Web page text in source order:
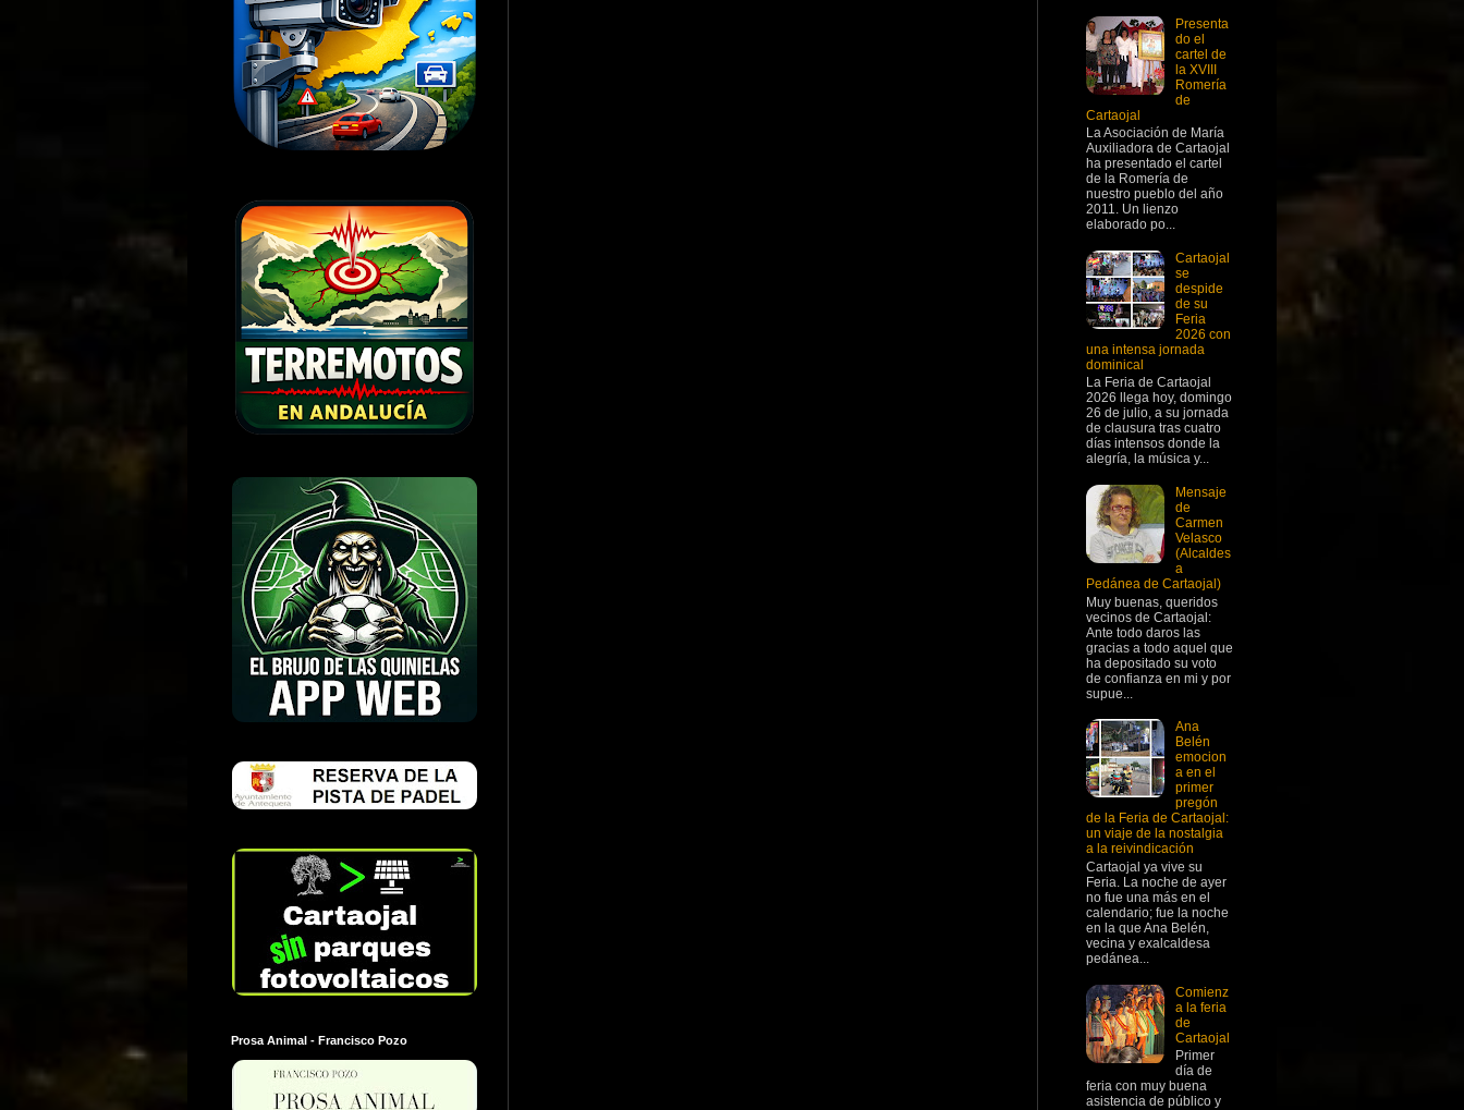
Prosa Animal - Francisco Pozo
Presenta
do el
cartel de
la XVIII
Romería
de
Cartaojal
La Asociación de María
Auxiliadora de Cartaojal
ha presentado el cartel
de la Romería de
nuestro pueblo del año
2011. Un lienzo
elaborado po...
Cartaojal
se
despide
de su
Feria
2026 con
una intensa jornada
dominical
La Feria de Cartaojal
2026 llega hoy, domingo
26 de julio, a su jornada
de clausura tras cuatro
días intensos donde la
alegría, la música y...
Mensaje
de
Carmen
Velasco
(Alcaldes
a
Pedánea de Cartaojal)
Muy buenas, queridos
vecinos de Cartaojal:
Ante todo daros las
gracias a todo aquel que
ha depositado su voto
de confianza en mi y por
supue...
Ana
Belén
emocion
a en el
primer
pregón
de la Feria de Cartaojal:
un viaje de la nostalgia
a la reivindicación
Cartaojal ya vive su
Feria. La noche de ayer
no fue una más en el
calendario; fue la noche
en la que Ana Belén,
vecina y exalcaldesa
pedánea...
Comienz
a la feria
de
Cartaojal
Primer
día de
feria con muy buena
asistencia de público y